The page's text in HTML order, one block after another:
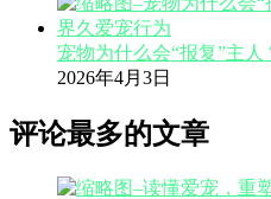
宠物为什么会“报复”主人
2026年4月3日
评论最多的文章